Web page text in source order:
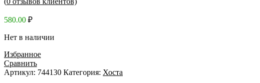
580.00 ₽
Нет в наличии
Избранное
Сравнить
Артикул: 744130 Категория: Хоста